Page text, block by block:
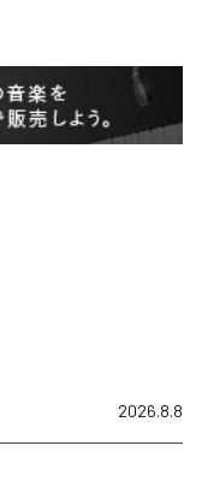
2026.8.8